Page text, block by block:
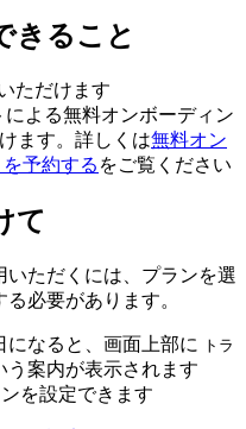
きること
ただけます
による無料オンボーディン
ます。詳しくは無料オン
予約する をご覧ください
て
いただくには、プランを選
必要があります。
になると、画面上部に
トラ
う案内が表示されます
を設定できます